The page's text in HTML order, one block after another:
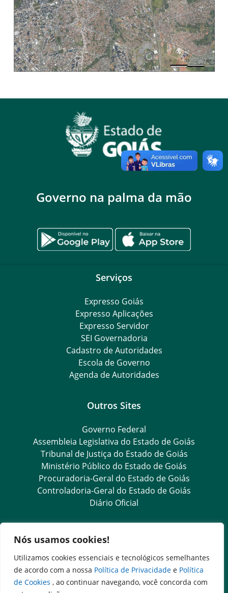
Nós usamos cookies!
Utilizamos cookies essenciais e tecnológicos semelhantes
de acordo com a nossa Política de Privacidade e Política
de Cookies , ao continuar navegando, você concorda com
Governo na palma da mão
Serviços
Expresso Goiás
Expresso Aplicações
Expresso Servidor
SEI Governadoria
Cadastro de Autoridades
Escola de Governo
Agenda de Autoridades
Outros Sites
Governo Federal
Assembleia Legislativa do Estado de Goiás
Tribunal de Justiça do Estado de Goiás
Ministério Público do Estado de Goiás
Procuradoria-Geral do Estado de Goiás
Controladoria-Geral do Estado de Goiás
Diário Oficial
Transparência e Ouvidoria
LGPD
Ouvidoria Setorial (Presencial)
Goiás Transparente